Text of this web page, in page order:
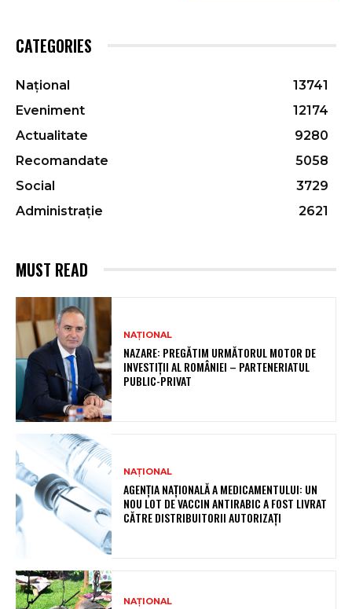
CATEGORIES
Național
13741
Eveniment
12174
Actualitate
9280
Recomandate
5058
Social
3729
Administrație
2621
MUST READ
NAȚIONAL
NAZARE: PREGĂTIM URMĂTORUL MOTOR DE
INVESTIȚII AL ROMÂNIEI – PARTENERIATUL
PUBLIC-PRIVAT
NAȚIONAL
AGENȚIA NAȚIONALĂ A MEDICAMENTULUI: UN
NOU LOT DE VACCIN ANTIRABIC A FOST LIVRAT
CĂTRE DISTRIBUITORII AUTORIZAȚI
NAȚIONAL